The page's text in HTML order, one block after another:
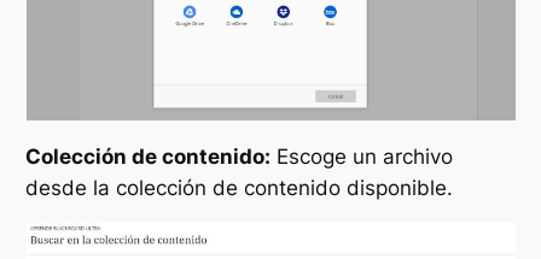
Colección de contenido: Escoge un archivo
desde la colección de contenido disponible.